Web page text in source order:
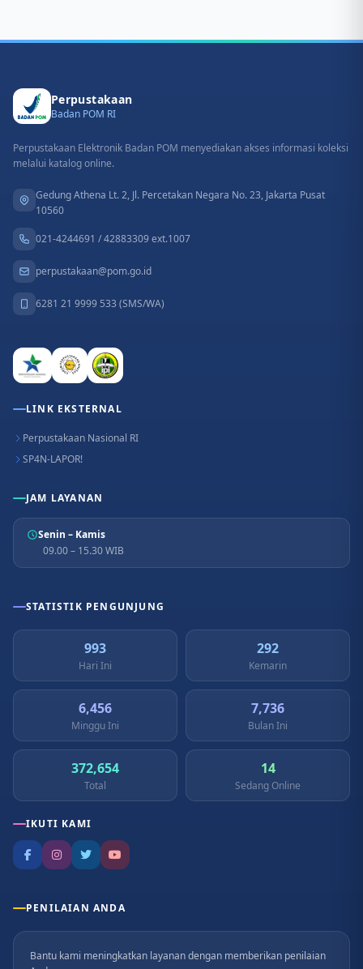
Perpustakaan
Badan POM RI
Perpustakaan Elektronik Badan POM menyediakan akses informasi koleksi
melalui katalog online.
Gedung Athena Lt. 2, Jl. Percetakan Negara No. 23, Jakarta Pusat
10560
021-4244691 / 42883309 ext.1007
perpustakaan@pom.go.id
6281 21 9999 533 (SMS/WA)
LINK EKSTERNAL
Perpustakaan Nasional RI
SP4N-LAPOR!
JAM LAYANAN
Senin – Kamis
09.00 – 15.30 WIB
STATISTIK PENGUNJUNG
993
Hari Ini
292
Kemarin
6,456
Minggu Ini
7,736
Bulan Ini
372,654
Total
14
Sedang Online
IKUTI KAMI
PENILAIAN ANDA
Bantu kami meningkatkan layanan dengan memberikan penilaian